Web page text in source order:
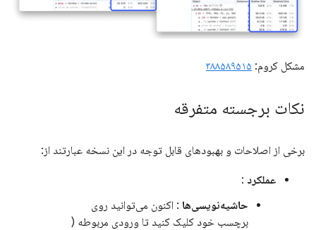
مشکل کروم: ۳۸۸۵۸۹۵۱۵
نکات برجسته متفرقه
برخی از اصلاحات و بهبودهای قابل توجه در این نسخه عبارتند از:
عملکرد :
حاشیه‌نویسی‌ها : اکنون می‌توانید روی
برچسب خود کلیک کنید تا ورودی مربوطه (